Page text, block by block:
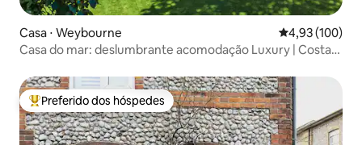
Casa ⋅ Weybourne 4,93 de uma
4,93 (100)
Casa do mar: deslumbrante acomodação Luxury | Costa
Entre os melhores preferidos dos hóspedes
Preferido dos hóspedes